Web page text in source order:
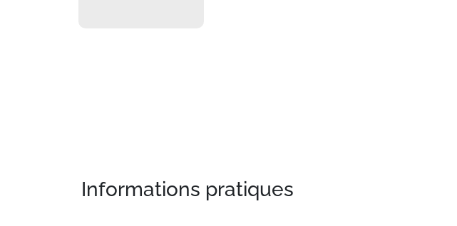
Informations pratiques